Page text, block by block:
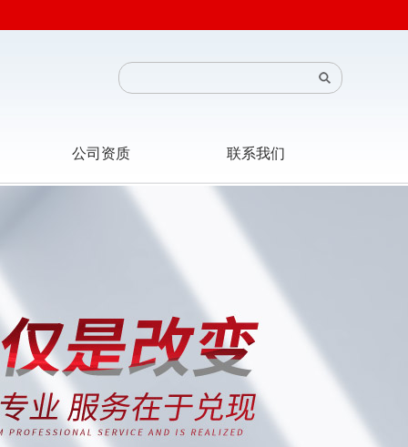
公司资质 联系我们